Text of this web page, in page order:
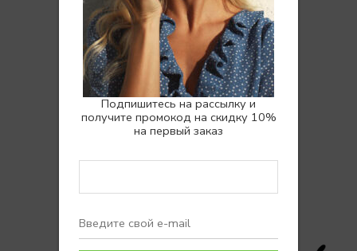
Подпишитесь на рассылку и
получите промокод на скидку 10%
на первый заказ
Отзывы
Программа лояльности
НУЖНА ПОМОЩЬ? МЫ РЯДОМ:
Ежедневно с 10:00 до 22:00
Ответим на любой вопрос,
позвоните или напишите нам: